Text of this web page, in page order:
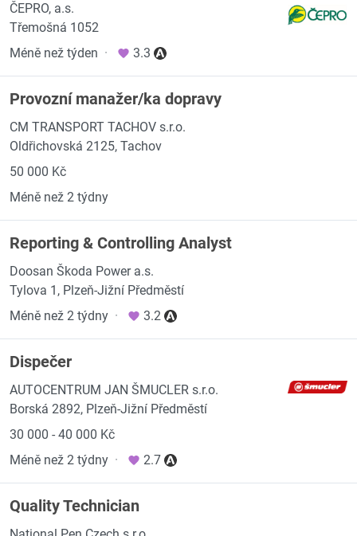
ČEPRO, a.s.
Třemošná 1052
Méně než týden · 3.3
Provozní manažer/ka dopravy
CM TRANSPORT TACHOV s.r.o.
Oldřichovská 2125, Tachov
50 000 Kč
Méně než 2 týdny
Reporting & Controlling Analyst
Doosan Škoda Power a.s.
Tylova 1, Plzeň-Jižní Předměstí
Méně než 2 týdny · 3.2
Dispečer
AUTOCENTRUM JAN ŠMUCLER s.r.o.
Borská 2892, Plzeň-Jižní Předměstí
30 000 - 40 000 Kč
Méně než 2 týdny · 2.7
Quality Technician